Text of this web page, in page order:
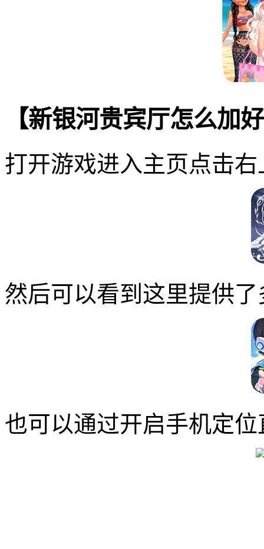
【新银河贵宾厅怎么加
打开游戏进入主页点击
然后可以看到这里提供
也可以通过开启手机定